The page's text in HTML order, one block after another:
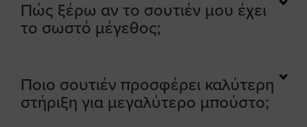
Πώς ξέρω αν το σουτιέν μου έχει
το σωστό μέγεθος;
Ποιο σουτιέν προσφέρει καλύτερη
στήριξη για μεγαλύτερο μπούστο;